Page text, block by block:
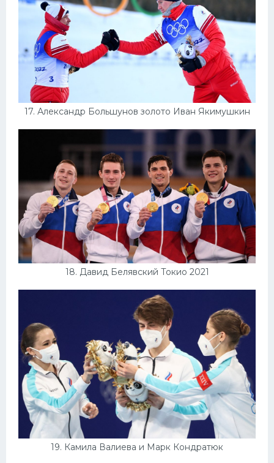
17. Александр Большунов золото Иван Якимушкин
18. Давид Белявский Токио 2021
19. Камила Валиева и Марк Кондратюк